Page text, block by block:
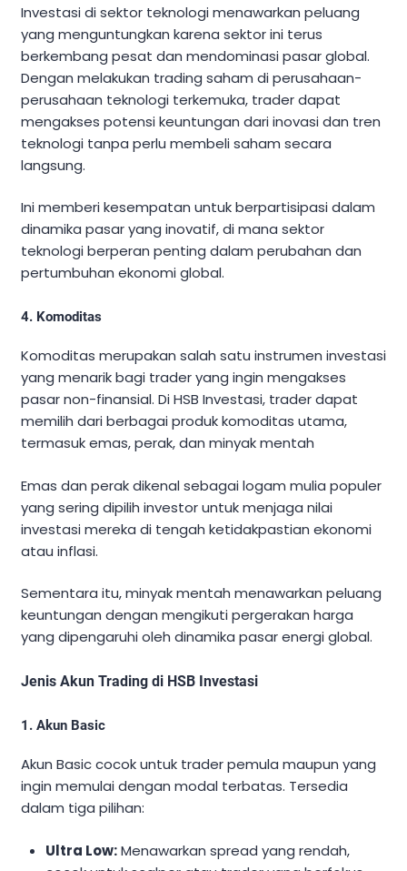
Investasi di sektor teknologi menawarkan peluang
yang menguntungkan karena sektor ini terus
berkembang pesat dan mendominasi pasar global.
Dengan melakukan trading saham di perusahaan-
perusahaan teknologi terkemuka, trader dapat
mengakses potensi keuntungan dari inovasi dan tren
teknologi tanpa perlu membeli saham secara
langsung.
Ini memberi kesempatan untuk berpartisipasi dalam
dinamika pasar yang inovatif, di mana sektor
teknologi berperan penting dalam perubahan dan
pertumbuhan ekonomi global.
4. Komoditas
Komoditas merupakan salah satu instrumen investasi
yang menarik bagi trader yang ingin mengakses
pasar non-finansial. Di HSB Investasi, trader dapat
memilih dari berbagai produk komoditas utama,
termasuk emas, perak, dan minyak mentah
Emas dan perak dikenal sebagai logam mulia populer
yang sering dipilih investor untuk menjaga nilai
investasi mereka di tengah ketidakpastian ekonomi
atau inflasi.
Sementara itu, minyak mentah menawarkan peluang
keuntungan dengan mengikuti pergerakan harga
yang dipengaruhi oleh dinamika pasar energi global.
Jenis Akun Trading di HSB Investasi
1. Akun Basic
Akun Basic cocok untuk trader pemula maupun yang
ingin memulai dengan modal terbatas. Tersedia
dalam tiga pilihan:
Ultra Low:Menawarkan spread yang rendah,